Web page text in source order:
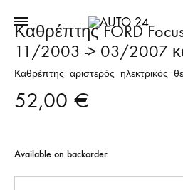
Καθρέπτης FORD
11/2003 -> 03/2007
Καθρέπτης αριστερός ηλεκτρικός
52,00 €
Available on backorder